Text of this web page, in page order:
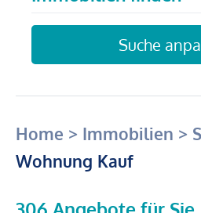
Suche
Home > Immobilien >
Wohnung Kauf